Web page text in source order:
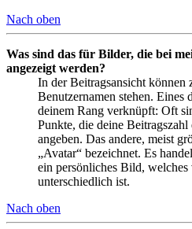
Nach oben
Was sind das für Bilder, die bei
angezeigt werden?
In der Beitragsansicht
Benutzernamen stehen. Eines
deinem Rang verknüpft: Oft
Punkte, die deine
angeben. Das andere, meist
„Avatar“ bezeichnet. Es
ein persönliches Bild,
unterschiedlich ist.
Nach oben